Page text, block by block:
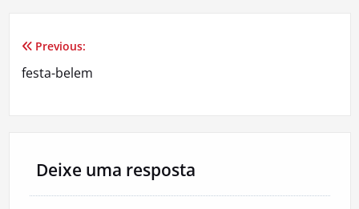
Navegação
de
Previous:
festa-belem
Deixe uma resposta